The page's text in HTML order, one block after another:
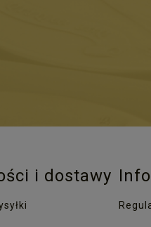
i dostawy